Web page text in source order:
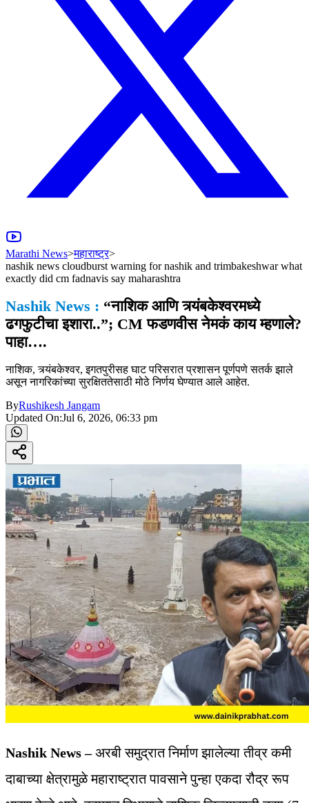
Marathi News>महाराष्ट्र>
nashik news cloudburst warning for nashik and trimbakeshwar what
exactly did cm fadnavis say maharashtra
Nashik News : “नाशिक आणि त्र्यंबकेश्वरमध्ये
ढगफुटीचा इशारा..”; CM फडणवीस नेमकं काय म्हणाले?
पाहा….
नाशिक, त्र्यंबकेश्वर, इगतपुरीसह घाट परिसरात प्रशासन पूर्णपणे सतर्क झाले
असून नागरिकांच्या सुरक्षिततेसाठी मोठे निर्णय घेण्यात आले आहेत.
ByRushikesh Jangam
Updated On:Jul 6, 2026, 06:33 pm
Nashik News –अरबी समुद्रात निर्माण झालेल्या तीव्र कमी
दाबाच्या क्षेत्रामुळे महाराष्ट्रात पावसाने पुन्हा एकदा रौद्र रूप